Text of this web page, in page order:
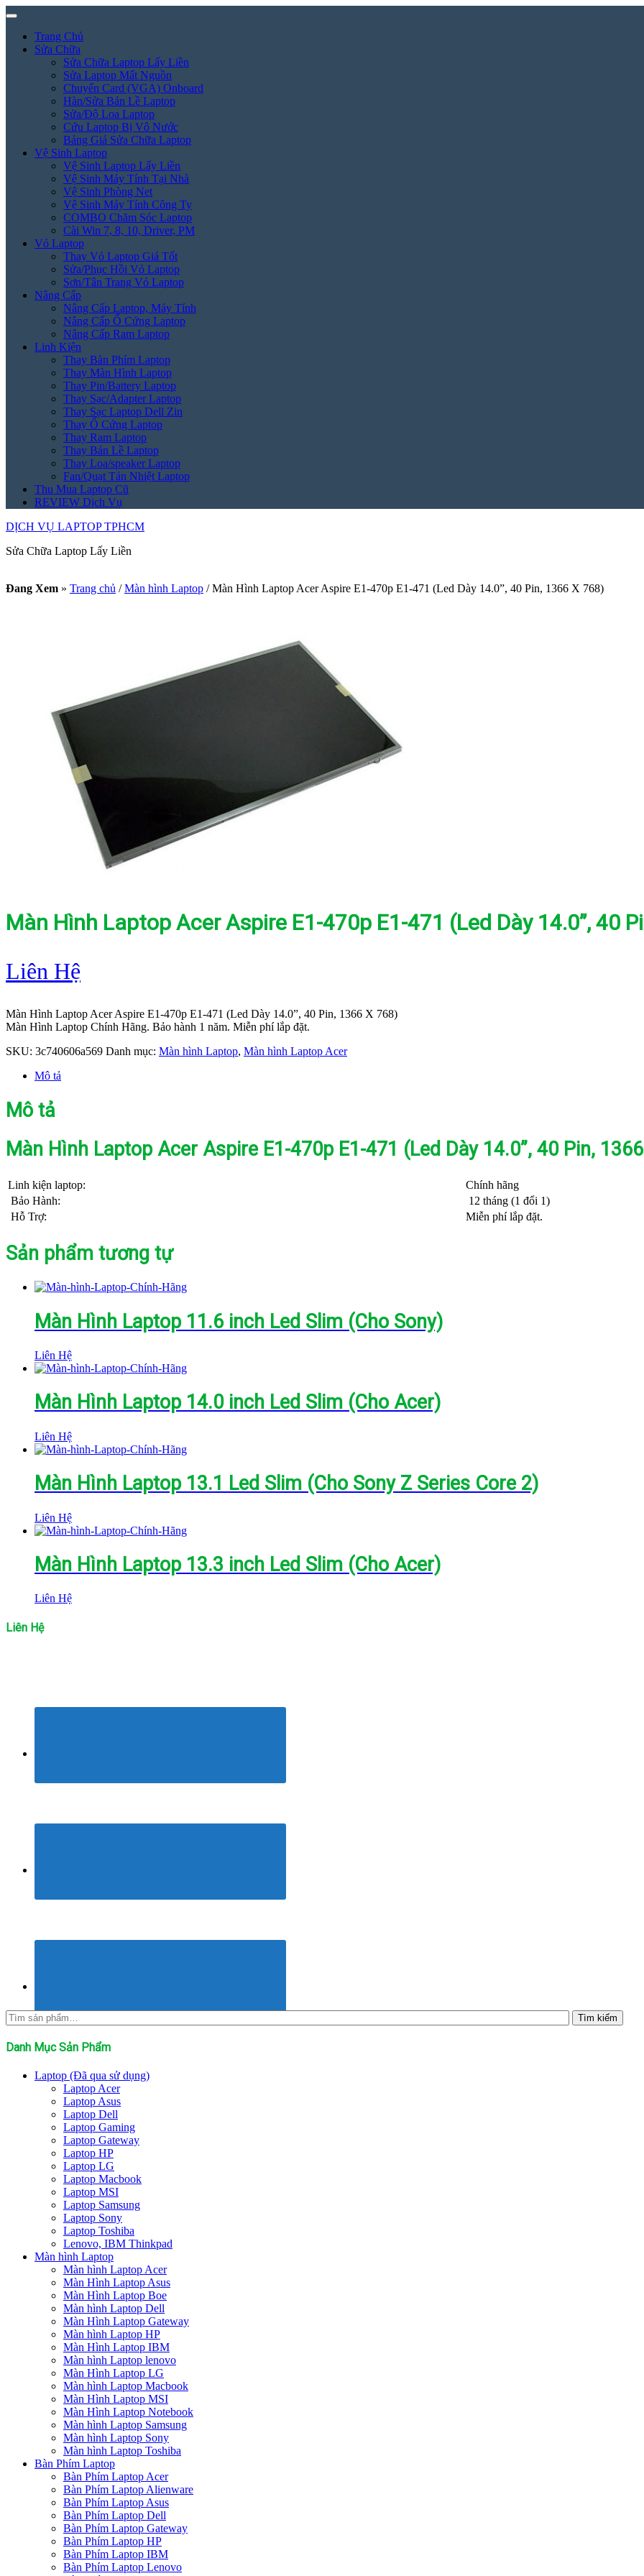
Trang Chủ
Sửa Chữa
Sửa Chữa Laptop Lấy Liền
Sửa Laptop Mất Nguồn
Chuyển Card (VGA) Onboard
Hàn/Sửa Bản Lề Laptop
Sửa/Độ Loa Laptop
Cứu Laptop Bị Vô Nước
Bảng Giá Sửa Chữa Laptop
Vệ Sinh Laptop
Vệ Sinh Laptop Lấy Liền
Vệ Sinh Máy Tính Tại Nhà
Vệ Sinh Phòng Net
Vệ Sinh Máy Tính Công Ty
COMBO Chăm Sóc Laptop
Cài Win 7, 8, 10, Driver, PM
Vỏ Laptop
Thay Vỏ Laptop Giá Tốt
Sửa/Phục Hồi Vỏ Laptop
Sơn/Tân Trang Vỏ Laptop
Nâng Cấp
Nâng Cấp Laptop, Máy Tính
Nâng Cấp Ổ Cứng Laptop
Nâng Cấp Ram Laptop
Linh Kiện
Thay Bàn Phím Laptop
Thay Màn Hình Laptop
Thay Pin/Battery Laptop
Thay Sạc/Adapter Laptop
Thay Sạc Laptop Dell Zin
Thay Ổ Cứng Laptop
Thay Ram Laptop
Thay Bản Lề Laptop
Thay Loa/speaker Laptop
Fan/Quạt Tản Nhiệt Laptop
Thu Mua Laptop Cũ
REVIEW Dịch Vụ
DỊCH VỤ LAPTOP TPHCM
Sửa Chữa Laptop Lấy Liền
Đang Xem » Trang chủ / Màn hình Laptop /Màn Hình Laptop Acer Aspire E1-470p E1-471 (Led Dày 14.0”, 40 Pin, 1366 X 768)
Màn Hình Laptop Acer Aspire E1-470p E1-471 (Led Dày 14.0”, 40
Liên Hệ
Màn Hình Laptop Acer Aspire E1-470p E1-471 (Led Dày 14.0”, 40 Pin, 1366 X 768)
Màn Hình Laptop Chính Hãng. Bảo hành 1 năm. Miễn phí lắp đặt.
SKU: 3c740606a569 Danh mục: Màn hình Laptop, Màn hình Laptop Acer
Mô tả
Mô tả
Màn Hình Laptop Acer Aspire E1-470p E1-471 (Led Dày 14.0”, 40 Pin,
Linh kiện laptop:
Chính hãng
Bảo Hành:
12 tháng (1 đổi 1)
Hỗ Trợ:
Miễn phí lắp đặt.
Sản phẩm tương tự
Màn Hình Laptop 11.6 inch Led Slim (Cho Sony)
Liên Hệ
Màn Hình Laptop 14.0 inch Led Slim (Cho Acer)
Liên Hệ
Màn Hình Laptop 13.1 Led Slim (Cho Sony Z Series Core 2)
Liên Hệ
Màn Hình Laptop 13.3 inch Led Slim (Cho Acer)
Liên Hệ
Liên Hệ
Tìm
kiếm:
Tìm kiếm
Danh Mục Sản Phẩm
Laptop (Đã qua sử dụng)
Laptop Acer
Laptop Asus
Laptop Dell
Laptop Gaming
Laptop Gateway
Laptop HP
Laptop LG
Laptop Macbook
Laptop MSI
Laptop Samsung
Laptop Sony
Laptop Toshiba
Lenovo, IBM Thinkpad
Màn hình Laptop
Màn hình Laptop Acer
Màn Hình Laptop Asus
Màn Hình Laptop Boe
Màn hình Laptop Dell
Màn Hình Laptop Gateway
Màn hình Laptop HP
Màn Hình Laptop IBM
Màn hình Laptop lenovo
Màn Hình Laptop LG
Màn hình Laptop Macbook
Màn Hình Laptop MSI
Màn Hình Laptop Notebook
Màn hình Laptop Samsung
Màn hình Laptop Sony
Màn hình Laptop Toshiba
Bàn Phím Laptop
Bàn Phím Laptop Acer
Bàn Phím Laptop Alienware
Bàn Phím Laptop Asus
Bàn Phím Laptop Dell
Bàn Phím Laptop Gateway
Bàn Phím Laptop HP
Bàn Phím Laptop IBM
Bàn Phím Laptop Lenovo